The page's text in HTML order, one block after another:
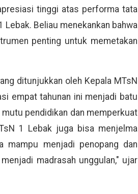
tinggi atas performa tata
Beliau menekankan bahwa
penting untuk memetakan
ditunjukkan oleh Kepala MTsN
empat tahunan ini menjadi batu
pendidikan dan memperkuat
1 Lebak juga bisa menjelma
mampu menjadi penopang dan
madrasah unggulan," ujar